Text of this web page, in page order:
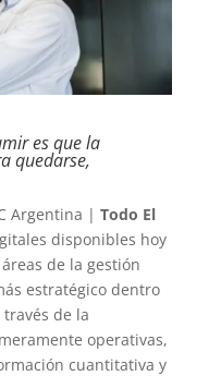
es que la
quedarse,
Argentina | Todo El
disponibles hoy
de la gestión
estratégico dentro
de la
operativas,
cuantitativa y